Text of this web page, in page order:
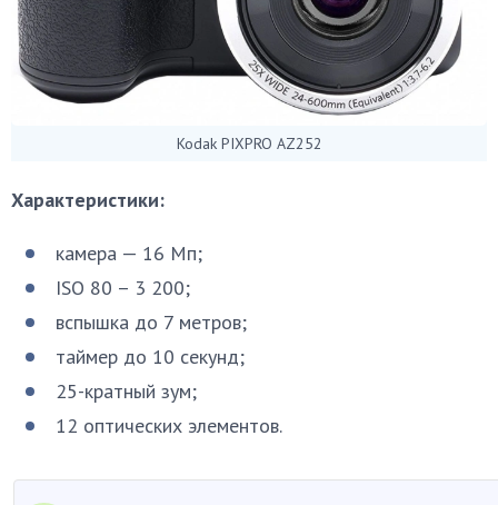
Kodak PIXPRO AZ252
Характеристики:
камера — 16 Мп;
ISO 80 – 3 200;
вспышка до 7 метров;
таймер до 10 секунд;
25-кратный зум;
12 оптических элементов.